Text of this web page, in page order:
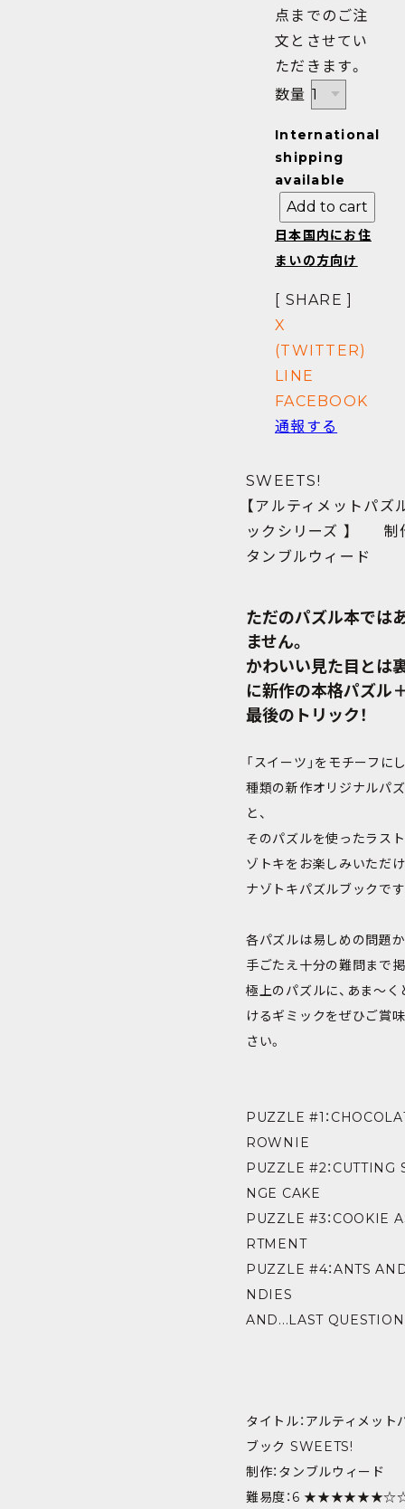
点までのご注
文とさせてい
ただきます。
数量
International
shipping
available
Add to cart
日本国内にお住
まいの方向け
[ SHARE ]
X
(TWITTER)
LINE
FACEBOOK
通報する
SWEETS!
【アルティメットパズ
ックシリーズ 】 制
タンブルウィード
ただのパズル本では
ません。
かわいい見た目とは
に新作の本格パズル
最後のトリック！
「スイーツ」をモチーフに
種類の新作オリジナルパ
と、
そのパズルを使ったラス
ゾトキをお楽しみいただけ
ナゾトキパズルブックです
各パズルは易しめの問題か
手ごたえ十分の難問まで
極上のパズルに、あま～く
けるギミックをぜひご賞
さい。
PUZZLE #1：
ROWNIE
PUZZLE #2：CUTTING
NGE CAKE
PUZZLE #3：COOKIE
RTMENT
PUZZLE #4：ANTS
NDIES
AND...LAST QUESTION
タイトル：アルティメット
ブック SWEETS!
制作：タンブルウィード
難易度：6